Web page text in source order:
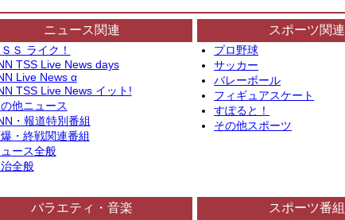
ニュース関連
ＳＳ ライク！
TSS Live News days
Live News α
TSS Live News イット!
他ニュース
・報道特別番組
爆・終戦関連番組
ース全般
全般
スポーツ関連
プロ野球
サッカー
バレーボール
フィギュアスケート
すぽると！
その他スポーツ
バラエティ・音楽 スポーツ番組